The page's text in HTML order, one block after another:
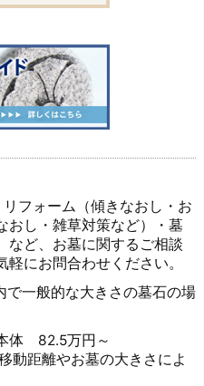
フォーム（傾きなおし・お
おし・雑草対策など）・墓
など、お墓に関するご相談
にお問合わせください。
一般的な大きさの墓石の場
体 82.5万円～
動距離やお墓の大きさによ